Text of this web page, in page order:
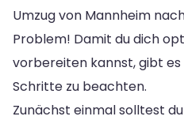
Umzug von Mannheim
Problem! Damit du dich
vorbereiten kannst, gibt
Schritte zu beachten.
Zunächst einmal solltest